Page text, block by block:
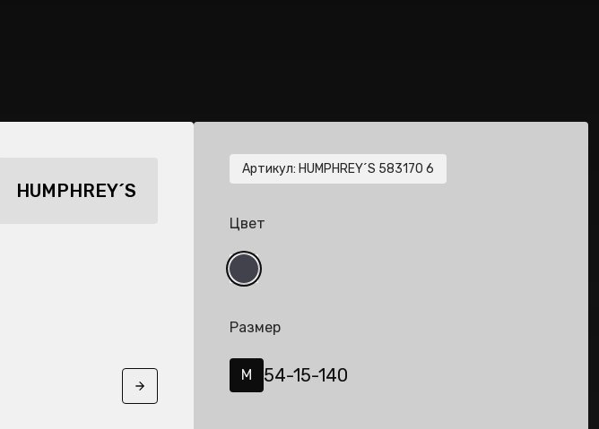
HUMPHREY´S
Next slide
Артикул: HUMPHREY´S 583170 6
Цвет
Размер
M 54-15-140